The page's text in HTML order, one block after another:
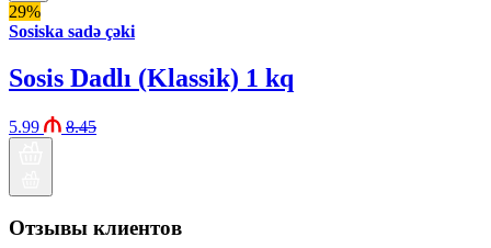
29%
Sosiska sadə çəki
Sosis Dadlı (Klassik) 1 kq
5.99 8.45
Отзывы клиентов